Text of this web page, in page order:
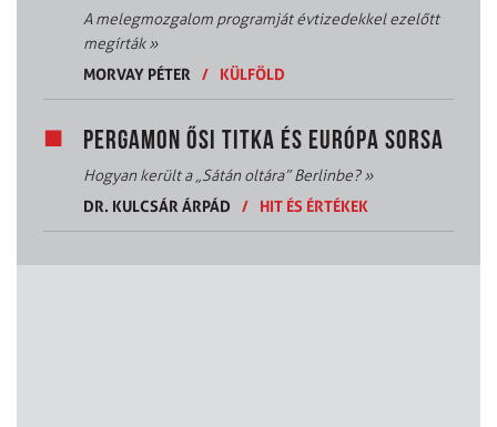
A melegmozgalom programját évtizedekkel ezelőtt
megírták»
MORVAY PÉTER
/ KÜLFÖLD
PERGAMON ŐSI TITKA ÉS EURÓPA SORSA
Hogyan került a „Sátán oltára” Berlinbe?»
DR. KULCSÁR ÁRPÁD
/ HIT ÉS ÉRTÉKEK